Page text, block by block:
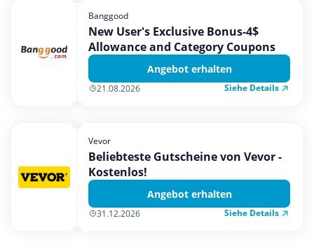
Banggood
New User's Exclusive Bonus-4$
Allowance and Category Coupons
Angebot erhalten
21.08.2026 Siehe Details
Vevor
Beliebteste Gutscheine von Vevor -
Kostenlos!
Angebot erhalten
31.12.2026 Siehe Details